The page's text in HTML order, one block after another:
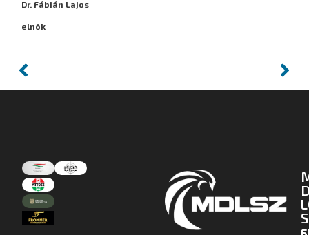
Dr. Fábián Lajos
elnök